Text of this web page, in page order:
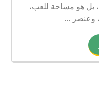
هو مساحة للعب،
وعنصر ...